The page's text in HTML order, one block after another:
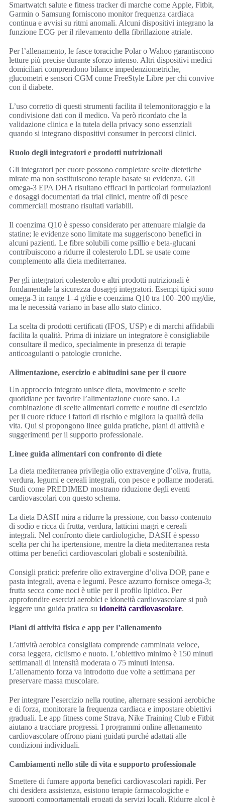
Smartwatch salute e fitness tracker di marche come Apple, Fitbit,
Garmin o Samsung forniscono monitor frequenza cardiaca
continua e avvisi su ritmi anomali. Alcuni dispositivi integrano la
funzione ECG per il rilevamento della fibrillazione atriale.
Per l’allenamento, le fasce toraciche Polar o Wahoo garantiscono
letture più precise durante sforzo intenso. Altri dispositivi medici
domiciliari comprendono bilance impedenziometriche,
glucometri e sensori CGM come FreeStyle Libre per chi convive
con il diabete.
L’uso corretto di questi strumenti facilita il telemonitoraggio e la
condivisione dati con il medico. Va però ricordato che la
validazione clinica e la tutela della privacy sono essenziali
quando si integrano dispositivi consumer in percorsi clinici.
Ruolo degli integratori e prodotti nutrizionali
Gli integratori per cuore possono completare scelte dietetiche
mirate ma non sostituiscono terapie basate su evidenza. Gli
omega-3 EPA DHA risultano efficaci in particolari formulazioni
e dosaggi documentati da trial clinici, mentre olî di pesce
commerciali mostrano risultati variabili.
Il coenzima Q10 è spesso considerato per attenuare mialgie da
statine; le evidenze sono limitate ma suggeriscono benefici in
alcuni pazienti. Le fibre solubili come psillio e beta-glucani
contribuiscono a ridurre il colesterolo LDL se usate come
complemento alla dieta mediterranea.
Per gli integratori colesterolo e altri prodotti nutrizionali è
fondamentale la sicurezza dosaggi integratori. Esempi tipici sono
omega-3 in range 1–4 g/die e coenzima Q10 tra 100–200 mg/die,
ma le necessità variano in base allo stato clinico.
La scelta di prodotti certificati (IFOS, USP) e di marchi affidabili
facilita la qualità. Prima di iniziare un integratore è consigliabile
consultare il medico, specialmente in presenza di terapie
anticoagulanti o patologie croniche.
Alimentazione, esercizio e abitudini sane per il cuore
Un approccio integrato unisce dieta, movimento e scelte
quotidiane per favorire l’alimentazione cuore sano. La
combinazione di scelte alimentari corrette e routine di esercizio
per il cuore riduce i fattori di rischio e migliora la qualità della
vita. Qui si propongono linee guida pratiche, piani di attività e
suggerimenti per il supporto professionale.
Linee guida alimentari con confronto di diete
La dieta mediterranea privilegia olio extravergine d’oliva, frutta,
verdura, legumi e cereali integrali, con pesce e pollame moderati.
Studi come PREDIMED mostrano riduzione degli eventi
cardiovascolari con questo schema.
La dieta DASH mira a ridurre la pressione, con basso contenuto
di sodio e ricca di frutta, verdura, latticini magri e cereali
integrali. Nel confronto diete cardiologiche, DASH è spesso
scelta per chi ha ipertensione, mentre la dieta mediterranea resta
ottima per benefici cardiovascolari globali e sostenibilità.
Consigli pratici: preferire olio extravergine d’oliva DOP, pane e
pasta integrali, avena e legumi. Pesce azzurro fornisce omega-3;
frutta secca come noci è utile per il profilo lipidico. Per
approfondire esercizi aerobici e idoneità cardiovascolare si può
leggere una guida pratica su idoneità cardiovascolare.
Piani di attività fisica e app per l’allenamento
L’attività aerobica consigliata comprende camminata veloce,
corsa leggera, ciclismo e nuoto. L’obiettivo minimo è 150 minuti
settimanali di intensità moderata o 75 minuti intensa.
L’allenamento forza va introdotto due volte a settimana per
preservare massa muscolare.
Per integrare l’esercizio nella routine, alternare sessioni aerobiche
e di forza, monitorare la frequenza cardiaca e impostare obiettivi
graduali. Le app fitness come Strava, Nike Training Club e Fitbit
aiutano a tracciare progressi. I programmi online allenamento
cardiovascolare offrono piani guidati purché adattati alle
condizioni individuali.
Cambiamenti nello stile di vita e supporto professionale
Smettere di fumare apporta benefici cardiovascolari rapidi. Per
chi desidera assistenza, esistono terapie farmacologiche e
supporti comportamentali erogati da servizi locali. Ridurre alcol è